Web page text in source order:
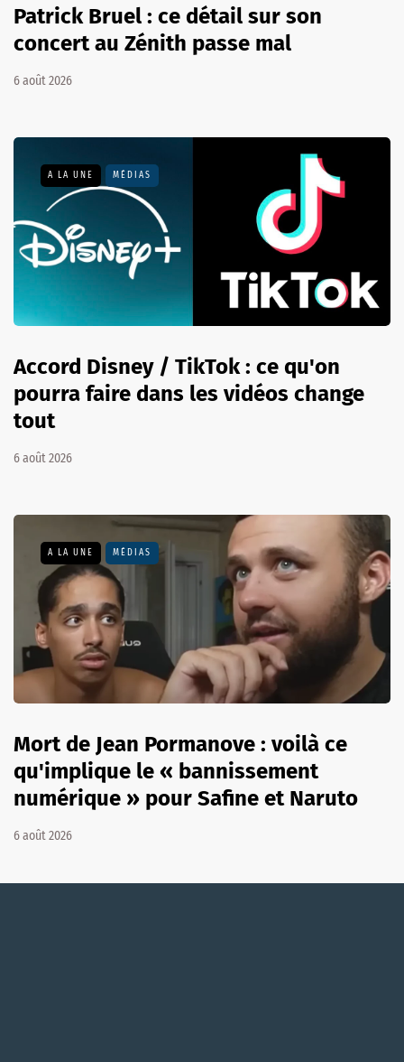
Patrick Bruel : ce détail sur son
concert au Zénith passe mal
6 août 2026
A LA UNE MÉDIAS
Accord Disney / TikTok : ce qu'on
pourra faire dans les vidéos change
tout
6 août 2026
A LA UNE MÉDIAS
Mort de Jean Pormanove : voilà ce
qu'implique le « bannissement
numérique » pour Safine et Naruto
6 août 2026